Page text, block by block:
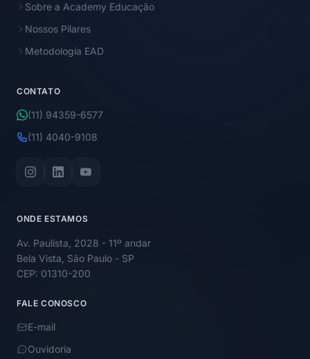
Sobre a Academy Educação
Nossos Pilares
Metodologia EAD
CONTATO
(11) 94359-6577
(11) 4040-9108
ONDE ESTAMOS
Av. Paulista, 2028 - 11º andar
Bela Vista, São Paulo - SP
CEP: 01310-200
FALE CONOSCO
E-mail
Ouvidoria